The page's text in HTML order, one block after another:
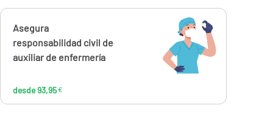
Calcúlalo ahora
Asegura
responsabilidad civil de
auxiliar de enfermería
desde 93,95 €
93,95